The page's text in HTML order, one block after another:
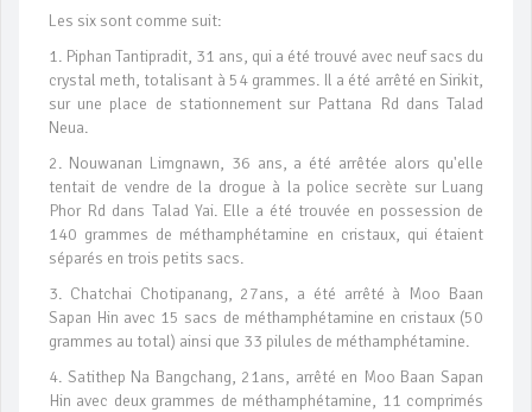
Les six sont comme suit:
1. Piphan Tantipradit, 31 ans, qui a été trouvé avec neuf sacs du
crystal meth, totalisant à 54 grammes. Il a été arrêté en Sirikit,
sur une place de stationnement sur Pattana Rd dans Talad
Neua.
2. Nouwanan Limgnawn, 36 ans, a été arrêtée alors qu'elle
tentait de vendre de la drogue à la police secrète sur Luang
Phor Rd dans Talad Yai. Elle a été trouvée en possession de
140 grammes de méthamphétamine en cristaux, qui étaient
séparés en trois petits sacs.
3. Chatchai Chotipanang, 27ans, a été arrêté à Moo Baan
Sapan Hin avec 15 sacs de méthamphétamine en cristaux (50
grammes au total) ainsi que 33 pilules de méthamphétamine.
4. Satithep Na Bangchang, 21ans, arrêté en Moo Baan Sapan
Hin avec deux grammes de méthamphétamine, 11 comprimés